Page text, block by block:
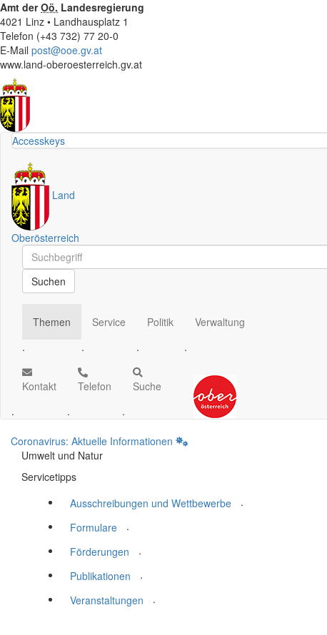
Amt derOö. Landesregierung
4021 Linz • Landhausplatz 1
Telefon (+43 732) 77 20-0
E-Mail post@ooe.gv.at
www.land-oberoesterreich.gv.at
Accesskeys
Land
Oberösterreich
Schnellsuche
Schnellsuche
Suchen
Themen
.
Service
.
Politik
.
Verwaltung
.
Kontakt
.
Telefon
.
Suche
.
Coronavirus: Aktuelle Informationen
Umwelt und Natur
Servicetipps
Ausschreibungen und Wettbewerbe
.
Formulare
.
Förderungen
.
Publikationen
.
Veranstaltungen
.